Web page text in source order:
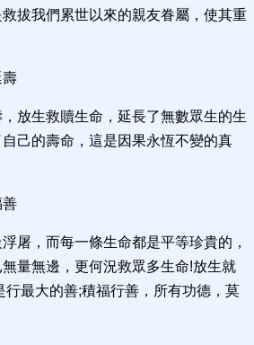
拔我們累世以來的親友眷屬，使其重
壽
放生救贖生命，延長了無數眾生的生
己的壽命，這是因果永恆不變的真
善
屠，而每一條生命都是平等珍貴的，
量無邊，更何況救眾多生命!放生就
行最大的善;積福行善，所有功德，莫